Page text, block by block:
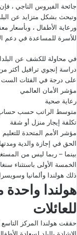
جائحة الفيروس التاجي ، فإن
وتبحث بشكل متزايد عن
ورعاية الأطفال ، وبأسعار
للأسرة للمساعدة في دعم
في محاولة للكشف عن
على درجة في الفئات الست
مؤشر الأمان العالمي
رعاية صحية
متوسط ​​الراتب حسب حساب
تكلفة إيجار منزل أو شقة
مؤشر الأمم المتحدة للتعليم
الحق في إجازة والدية ومدتها
بينما – ربما ليس من
الخمسة الأولى باستثناء
ذلك هولندا وألمانيا وسويسرا، من
هولندا
للعائلات